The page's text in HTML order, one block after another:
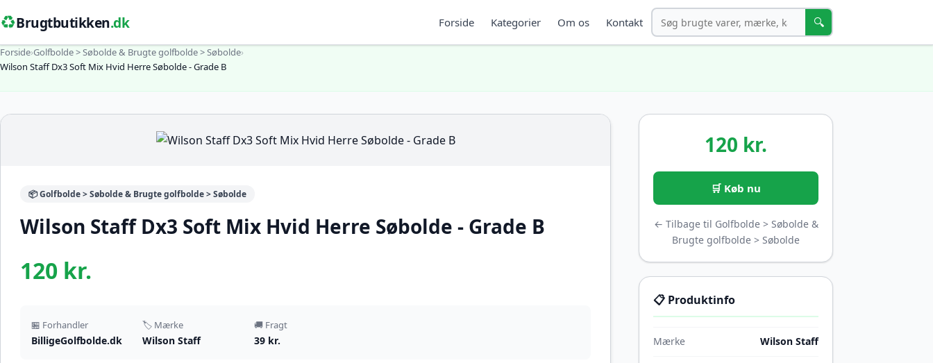
♻️Brugtbutikken.dk Forside Kategorier Om os Kontakt Søg 🔍
Forside›Golfbolde > Søbolde & Brugte golfbolde > Søbolde›
Wilson Staff Dx3 Soft Mix Hvid Herre Søbolde - Grade B
📦 Golfbolde > Søbolde & Brugte golfbolde > Søbolde
Wilson Staff Dx3 Soft Mix Hvid Herre Søbolde - Grade B
120 kr.
🏪 Forhandler
BilligeGolfbolde.dk
🏷️ Mærke
Wilson Staff
🚚 Fragt
39 kr.
120 kr.
🛒 Køb nu
← Tilbage til Golfbolde > Søbolde &
Brugte golfbolde > Søbolde
📋 Produktinfo
Mærke Wilson Staff